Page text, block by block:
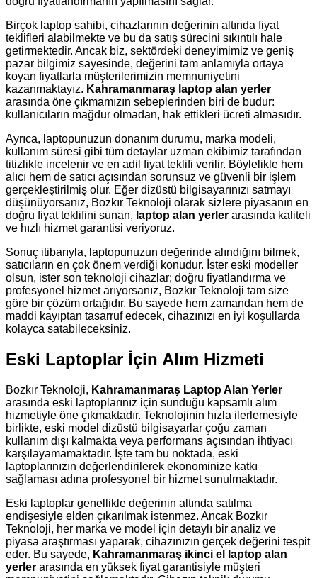
Birçok laptop sahibi, cihazlarının değerinin altında fiyat
teklifleri alabilmekte ve bu da satış sürecini sıkıntılı hale
getirmektedir. Ancak biz, sektördeki deneyimimiz ve geniş
pazar bilgimiz sayesinde, değerini tam anlamıyla ortaya
koyan fiyatlarla müşterilerimizin memnuniyetini
kazanmaktayız. Kahramanmaraş laptop alan yerler
arasında öne çıkmamızın sebeplerinden biri de budur:
kullanıcıların mağdur olmadan, hak ettikleri ücreti almasıdır.
Ayrıca, laptopunuzun donanım durumu, marka modeli,
kullanım süresi gibi tüm detaylar uzman ekibimiz tarafından
titizlikle incelenir ve en adil fiyat teklifi verilir. Böylelikle hem
alıcı hem de satıcı açısından sorunsuz ve güvenli bir işlem
gerçekleştirilmiş olur. Eğer dizüstü bilgisayarınızı satmayı
düşünüyorsanız, Bozkır Teknoloji olarak sizlere piyasanın en
doğru fiyat teklifini sunan, laptop alan yerler arasında kaliteli
ve hızlı hizmet garantisi veriyoruz.
Sonuç itibarıyla, laptopunuzun değerinde alındığını bilmek,
satıcıların en çok önem verdiği konudur. İster eski modeller
olsun, ister son teknoloji cihazlar; doğru fiyatlandırma ve
profesyonel hizmet arıyorsanız, Bozkır Teknoloji tam size
göre bir çözüm ortağıdır. Bu sayede hem zamandan hem de
maddi kayıptan tasarruf edecek, cihazınızı en iyi koşullarda
kolayca satabileceksiniz.
Eski Laptoplar İçin Alım Hizmeti
Bozkır Teknoloji, Kahramanmaraş Laptop Alan Yerler
arasında eski laptoplarınız için sunduğu kapsamlı alım
hizmetiyle öne çıkmaktadır. Teknolojinin hızla ilerlemesiyle
birlikte, eski model dizüstü bilgisayarlar çoğu zaman
kullanım dışı kalmakta veya performans açısından ihtiyacı
karşılayamamaktadır. İşte tam bu noktada, eski
laptoplarınızın değerlendirilerek ekonominize katkı
sağlaması adına profesyonel bir hizmet sunulmaktadır.
Eski laptoplar genellikle değerinin altında satılma
endişesiyle elden çıkarılmak istenmez. Ancak Bozkır
Teknoloji, her marka ve model için detaylı bir analiz ve
piyasa araştırması yaparak, cihazınızın gerçek değerini tespit
eder. Bu sayede, Kahramanmaraş ikinci el laptop alan
yerler arasında en yüksek fiyat garantisiyle müşteri